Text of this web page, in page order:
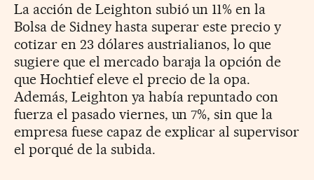
La acción de Leighton subió un 11% en la
Bolsa de Sidney hasta superar este precio y
cotizar en 23 dólares austrialianos, lo que
sugiere que el mercado baraja la opción de
que Hochtief eleve el precio de la opa.
Además, Leighton ya había repuntado con
fuerza el pasado viernes, un 7%, sin que la
empresa fuese capaz de explicar al supervisor
el porqué de la subida.